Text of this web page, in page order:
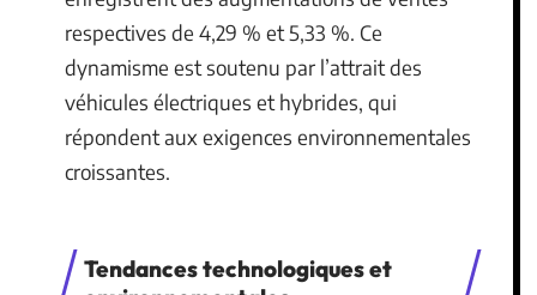
respectives de 4,29 % et 5,33 %. Ce
dynamisme est soutenu par l’attrait des
véhicules électriques et hybrides, qui
répondent aux exigences environnementales
croissantes.
Tendances technologiques et